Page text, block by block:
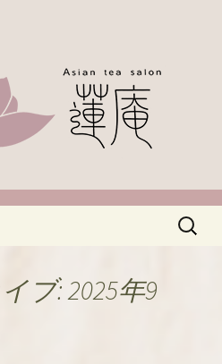
で中国茶が楽し
～はすあん
でカフェ使いにどう
控えめのスイーツや
ます。新着情報はこ
してください。
検
ブ: 2025年9